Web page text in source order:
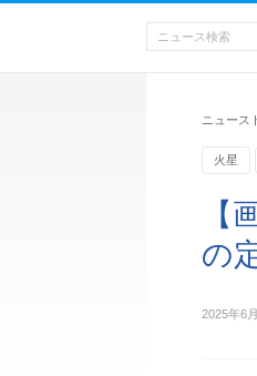
ニュース
火星
【
の
2025年6